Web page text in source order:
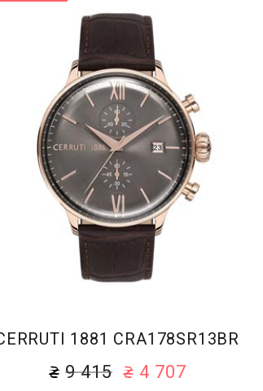
1881 CRA178SR13BR
9 415 4 707